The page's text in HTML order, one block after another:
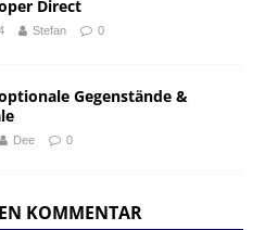
Direct
Stefan 0
Gegenstände &
Dee 0
KOMMENTAR